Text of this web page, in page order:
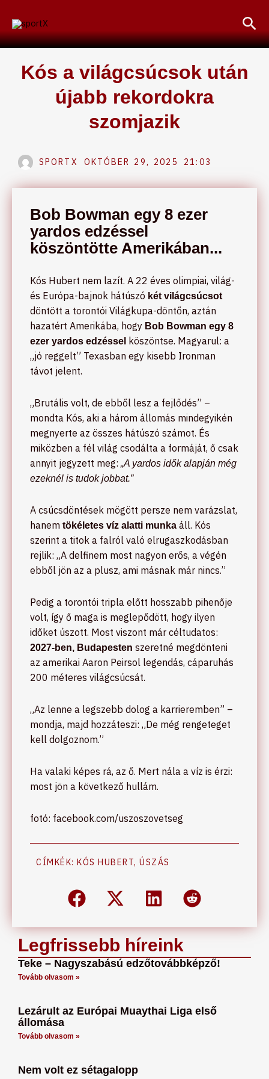
content
Kós a világcsúcsok után
újabb rekordokra
szomjazik
SPORTX OKTÓBER 29, 2025 21:03
Legfrissebb híreink
Teke – Nagyszabású edzőtovábbképző!
Tovább olvasom »
Lezárult az Európai Muaythai Liga első
állomása
Tovább olvasom »
Nem volt ez sétagalopp
Bob Bowman egy 8 ezer
yardos edzéssel
köszöntötte Amerikában...
Kós Hubert nem lazít. A 22 éves olimpiai, világ-
és Európa-bajnok hátúszó két világcsúcsot
döntött a torontói Világkupa-döntőn, aztán
hazatért Amerikába, hogy Bob Bowman egy 8
ezer yardos edzéssel köszöntse. Magyarul: a
„jó reggelt” Texasban egy kisebb Ironman
távot jelent.
„Brutális volt, de ebből lesz a fejlődés” –
mondta Kós, aki a három állomás mindegyikén
megnyerte az összes hátúszó számot. És
miközben a fél világ csodálta a formáját, ő csak
annyit jegyzett meg: „A yardos idők alapján még
ezeknél is tudok jobbat.”
A csúcsdöntések mögött persze nem varázslat,
hanem tökéletes víz alatti munka áll. Kós
szerint a titok a falról való elrugaszkodásban
rejlik: „A delfinem most nagyon erős, a végén
ebből jön az a plusz, ami másnak már nincs.”
Pedig a torontói tripla előtt hosszabb pihenője
volt, így ő maga is meglepődött, hogy ilyen
időket úszott. Most viszont már céltudatos:
2027-ben, Budapesten szeretné megdönteni
az amerikai Aaron Peirsol legendás, cáparuhás
200 méteres világcsúcsát.
„Az lenne a legszebb dolog a karrieremben” –
mondja, majd hozzáteszi: „De még rengeteget
kell dolgoznom.”
Ha valaki képes rá, az ő. Mert nála a víz is érzi:
most jön a következő hullám.
fotó: facebook.com/uszoszovetseg
CÍMKÉK: KÓS HUBERT, ÚSZÁS